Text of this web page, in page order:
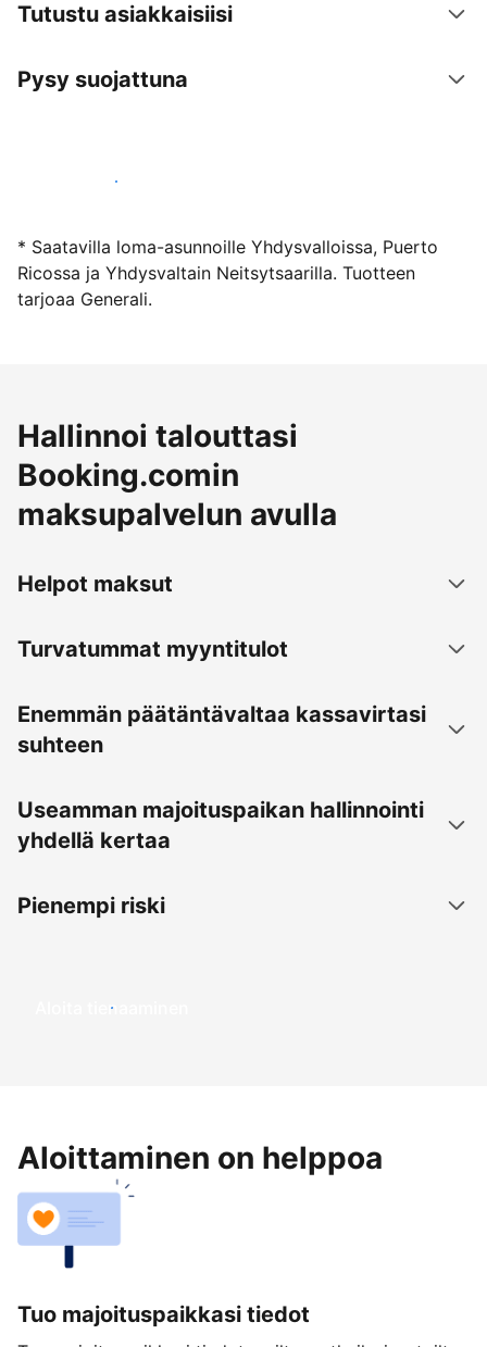
Tutustu asiakkaisiisi
Pysy suojattuna
Ryhdy majoittajaksi
* Saatavilla loma-asunnoille Yhdysvalloissa, Puerto
Ricossa ja Yhdysvaltain Neitsytsaarilla. Tuotteen
tarjoaa Generali.
Hallinnoi talouttasi
Booking.comin
maksupalvelun avulla
Helpot maksut
Turvatummat myyntitulot
Enemmän päätäntävaltaa kassavirtasi
suhteen
Useamman majoituspaikan hallinnointi
yhdellä kertaa
Pienempi riski
Aloita tienaaminen
Aloittaminen on helppoa
Tuo majoituspaikkasi tiedot